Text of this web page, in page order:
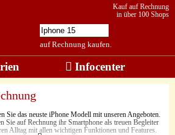
auf Rechnung kaufen.
Kauf auf Rechnung
in über 100 Shops
Infocenter
Sie das neuste iPhone Modell mit unseren Angeboten.
Sie auf Rechnung ihr Smartphone als treuen Begleiter
Alltag mit allen wichtigen Funktionen und Features.